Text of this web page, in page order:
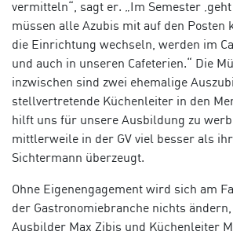
vermitteln“, sagt er. „Im Semester ‚geht
müssen alle Azubis mit auf den Posten
die Einrichtung wechseln, werden im
und auch in unseren Cafeterien.“ Die
inzwischen sind zwei ehemalige
stellvertretende Küchenleiter in den
hilft uns für unsere Ausbildung zu
mittlerweile in der GV viel besser als
Sichtermann überzeugt.
Ohne Eigenengagement wird sich am
der Gastronomiebranche nichts
Ausbilder Max Zibis und Küchenleiter